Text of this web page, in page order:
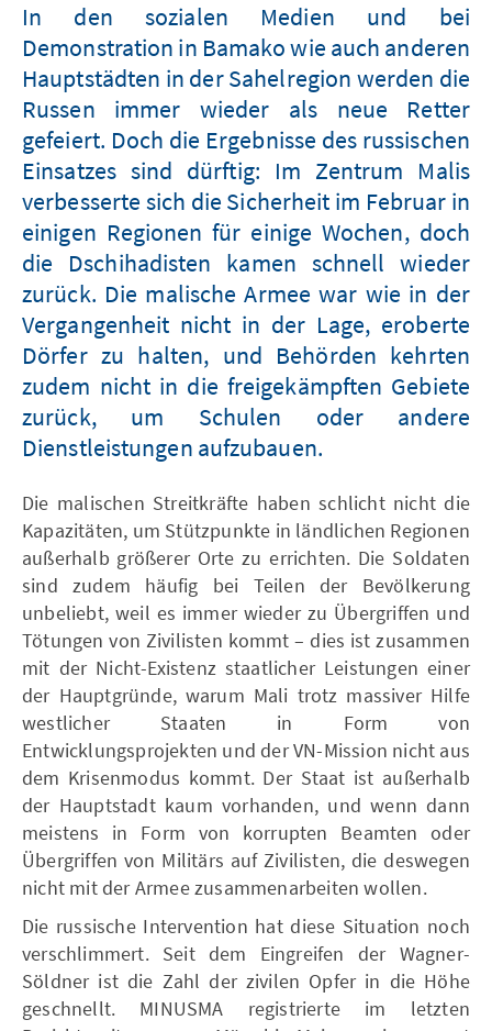
In den sozialen Medien und bei
Demonstration in Bamako wie auch anderen
Hauptstädten in der Sahelregion werden die
Russen immer wieder als neue Retter
gefeiert. Doch die Ergebnisse des russischen
Einsatzes sind dürftig: Im Zentrum Malis
verbesserte sich die Sicherheit im Februar in
einigen Regionen für einige Wochen, doch
die Dschihadisten kamen schnell wieder
zurück. Die malische Armee war wie in der
Vergangenheit nicht in der Lage, eroberte
Dörfer zu halten, und Behörden kehrten
zudem nicht in die freigekämpften Gebiete
zurück, um Schulen oder andere
Dienstleistungen aufzubauen.
Die malischen Streitkräfte haben schlicht nicht die
Kapazitäten, um Stützpunkte in ländlichen Regionen
außerhalb größerer Orte zu errichten. Die Soldaten
sind zudem häufig bei Teilen der Bevölkerung
unbeliebt, weil es immer wieder zu Übergriffen und
Tötungen von Zivilisten kommt – dies ist zusammen
mit der Nicht-Existenz staatlicher Leistungen einer
der Hauptgründe, warum Mali trotz massiver Hilfe
westlicher Staaten in Form von
Entwicklungsprojekten und der VN-Mission nicht aus
dem Krisenmodus kommt. Der Staat ist außerhalb
der Hauptstadt kaum vorhanden, und wenn dann
meistens in Form von korrupten Beamten oder
Übergriffen von Militärs auf Zivilisten, die deswegen
nicht mit der Armee zusammenarbeiten wollen.
Die russische Intervention hat diese Situation noch
verschlimmert. Seit dem Eingreifen der Wagner-
Söldner ist die Zahl der zivilen Opfer in die Höhe
geschnellt. MINUSMA registrierte im letzten